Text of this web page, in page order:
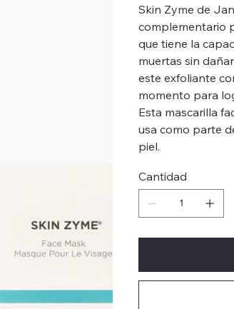
Skin Zyme de
complementario
que tiene la
muertas sin
este exfoliante
momento para
Esta mascarilla
usa como parte
piel.
Cantidad